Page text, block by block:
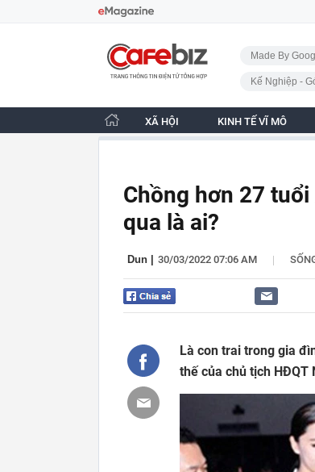
CafeBiz - Trang chủ
Made By
Kế Nghiệp -
XÃ HỘI KINH TẾ VĨ MÔ
Chồng hơn 27
qua là ai?
Dun 30/03/2022 07:06 AM |
Là con trai trong gia
thế của chủ tịch HĐQT